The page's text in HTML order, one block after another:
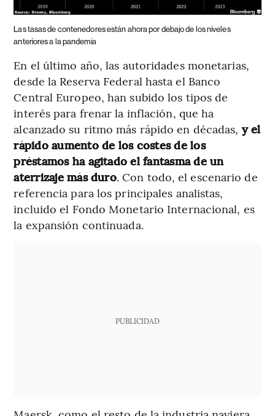
Las tasas de contenedores están ahora por debajo de los niveles
anteriores a la pandemia
En el último año, las autoridades monetarias,
desde la Reserva Federal hasta el Banco
Central Europeo, han subido los tipos de
interés para frenar la inflación, que ha
alcanzado su ritmo más rápido en décadas, y el
rápido aumento de los costes de los
préstamos ha agitado el fantasma de un
aterrizaje más duro. Con todo, el escenario de
referencia para los principales analistas,
incluido el Fondo Monetario Internacional, es
la expansión continuada.
PUBLICIDAD